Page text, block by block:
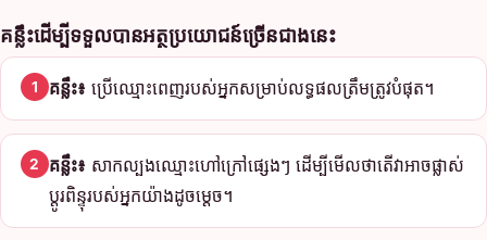
គន្លឹះដើម្បីទទួលបានអត្ថប្រយោជន៍ច្រើនជាងនេះ
1 គន្លឹះ៖ ប្រើឈ្មោះពេញរបស់អ្នកសម្រាប់លទ្ធផលត្រឹមត្រូវបំផុត។
2 គន្លឹះ៖ សាកល្បងឈ្មោះហៅក្រៅផ្សេងៗ ដើម្បីមើលថាតើវាអាចផ្លាស់
ប្តូរពិន្ទុរបស់អ្នកយ៉ាងដូចម្តេច។